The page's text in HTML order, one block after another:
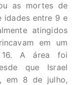
as mortes de
idades entre 9 e
atingidos
em um
A área foi
que Israel
em 8 de julho,